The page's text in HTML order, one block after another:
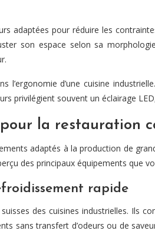
adaptées pour réduire les
son espace selon sa
l’ergonomie d’une cuisine
privilégient souvent un éclairage
la restauration
adaptés à la production de
des principaux équipements que
rapide
des cuisines industrielles. Ils
sans transfert d’odeurs ou de